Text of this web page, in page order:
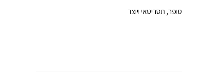
סופר, תסריטאי ויוצר